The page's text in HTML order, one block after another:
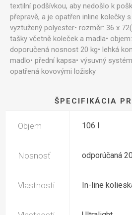
textilní podšívkou, aby nedošlo k
přepravě, a je opatřen inline kolečky
vyztužený polyester• rozměr: 36 x
tašky včetně koleček a madla•
doporučená nosnost 20 kg• lehká
madlo• přední kapsa• výsuvný
opatřená kovovými ložisky
ŠPECIFIKÁCIA
Objem 106 l
Nosnosť odporúčaná
Vlastnosti In-line